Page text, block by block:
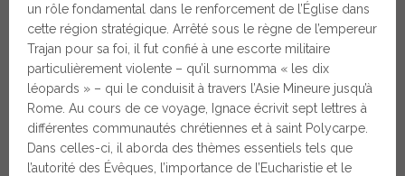
un rôle fondamental dans le renforcement de l’Église dans
cette région stratégique. Arrêté sous le règne de l’empereur
Trajan pour sa foi, il fut confié à une escorte militaire
particulièrement violente – qu’il surnomma « les dix
léopards » – qui le conduisit à travers l’Asie Mineure jusqu’à
Rome. Au cours de ce voyage, Ignace écrivit sept lettres à
différentes communautés chrétiennes et à saint Polycarpe.
Dans celles-ci, il aborda des thèmes essentiels tels que
l’autorité des Évêques, l’importance de l’Eucharistie et le